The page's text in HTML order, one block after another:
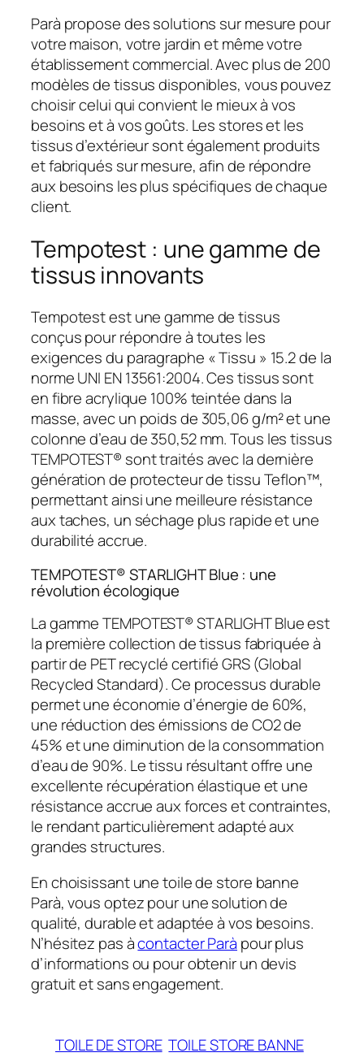
Parà propose des solutions sur mesure pour
votre maison, votre jardin et même votre
établissement commercial. Avec plus de 200
modèles de tissus disponibles, vous pouvez
choisir celui qui convient le mieux à vos
besoins et à vos goûts. Les stores et les
tissus d’extérieur sont également produits
et fabriqués sur mesure, afin de répondre
aux besoins les plus spécifiques de chaque
client.
Tempotest : une gamme de
tissus innovants
Tempotest est une gamme de tissus
conçus pour répondre à toutes les
exigences du paragraphe « Tissu » 15.2 de la
norme UNI EN 13561:2004. Ces tissus sont
en fibre acrylique 100% teintée dans la
masse, avec un poids de 305,06 g/m² et une
colonne d’eau de 350,52 mm. Tous les tissus
TEMPOTEST® sont traités avec la dernière
génération de protecteur de tissu Teflon™,
permettant ainsi une meilleure résistance
aux taches, un séchage plus rapide et une
durabilité accrue.
TEMPOTEST® STARLIGHT Blue : une
révolution écologique
La gamme TEMPOTEST® STARLIGHT Blue est
la première collection de tissus fabriquée à
partir de PET recyclé certifié GRS (Global
Recycled Standard). Ce processus durable
permet une économie d’énergie de 60%,
une réduction des émissions de CO2 de
45% et une diminution de la consommation
d’eau de 90%. Le tissu résultant offre une
excellente récupération élastique et une
résistance accrue aux forces et contraintes,
le rendant particulièrement adapté aux
grandes structures.
En choisissant une toile de store banne
Parà, vous optez pour une solution de
qualité, durable et adaptée à vos besoins.
N’hésitez pas àcontacter Parà pour plus
d’informations ou pour obtenir un devis
gratuit et sans engagement.
TOILE DE STORE TOILE STORE BANNE